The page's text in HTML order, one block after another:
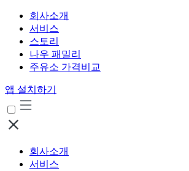
회사소개
서비스
스토리
나우 패밀리
주유소 가격비교
앱 설치하기
회사소개
서비스